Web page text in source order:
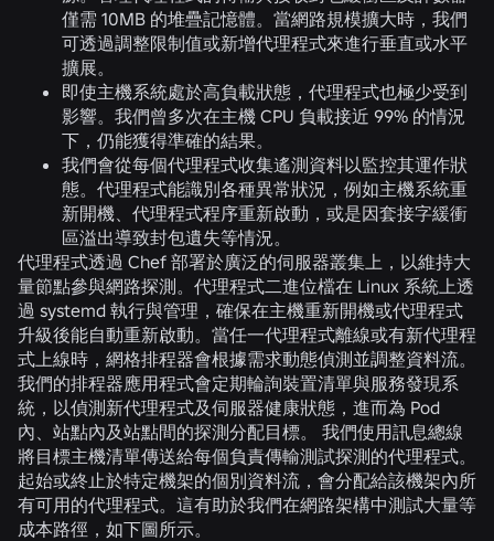
僅需 10MB 的堆疊記憶體。當網路規模擴大時，我們
可透過調整限制值或新增代理程式來進行垂直或水平
擴展。
即使主機系統處於高負載狀態，代理程式也極少受到
影響。我們曾多次在主機 CPU 負載接近 99% 的情況
下，仍能獲得準確的結果。
我們會從每個代理程式收集遙測資料以監控其運作狀
態。代理程式能識別各種異常狀況，例如主機系統重
新開機、代理程式程序重新啟動，或是因套接字緩衝
區溢出導致封包遺失等情況。
代理程式透過 Chef 部署於廣泛的伺服器叢集上，以維持大
量節點參與網路探測。代理程式二進位檔在 Linux 系統上透
過 systemd 執行與管理，確保在主機重新開機或代理程式
升級後能自動重新啟動。當任一代理程式離線或有新代理程
式上線時，網格排程器會根據需求動態偵測並調整資料流。
我們的排程器應用程式會定期輪詢裝置清單與服務發現系
統，以偵測新代理程式及伺服器健康狀態，進而為 Pod
內、站點內及站點間的探測分配目標。 我們使用訊息總線
將目標主機清單傳送給每個負責傳輸測試探測的代理程式。
起始或終止於特定機架的個別資料流，會分配給該機架內所
有可用的代理程式。這有助於我們在網路架構中測試大量等
成本路徑，如下圖所示。